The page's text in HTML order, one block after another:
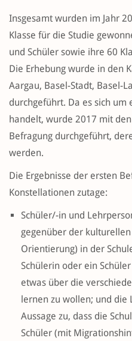
Insgesamt wurden im Jahr
Klasse für die Studie
und Schüler sowie ihre 60
Die Erhebung wurde in den
Aargau, Basel-Stadt, Basel-
durchgeführt. Da es sich um
handelt, wurde 2017 mit
Befragung durchgeführt,
werden.
Die Ergebnisse der ersten
Konstellationen zutage:
Schüler/-in und
gegenüber der
Orientierung) in der
Schülerin oder ein
etwas über die
lernen zu wollen; und
Aussage zu, dass die
Schüler (mit